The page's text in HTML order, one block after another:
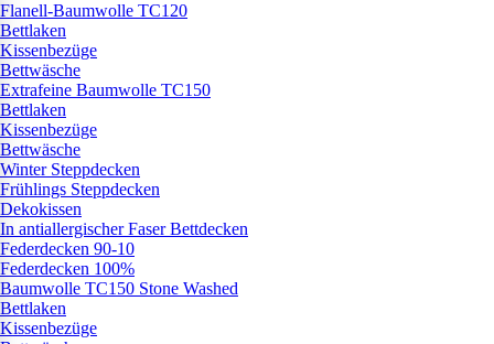
Flanell-Baumwolle TC120
Bettlaken
Kissenbezüge
Bettwäsche
Extrafeine Baumwolle TC150
Bettlaken
Kissenbezüge
Bettwäsche
Winter Steppdecken
Frühlings Steppdecken
Dekokissen
In antiallergischer Faser Bettdecken
Federdecken 90-10
Federdecken 100%
Baumwolle TC150 Stone Washed
Bettlaken
Kissenbezüge